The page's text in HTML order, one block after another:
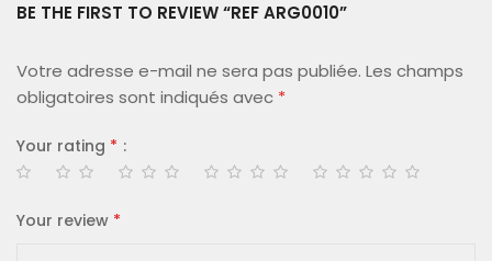
BE THE FIRST TO REVIEW “REF ARG0010”
Votre adresse e-mail ne sera pas publiée. Les champs
obligatoires sont indiqués avec *
Your rating *
Your review *